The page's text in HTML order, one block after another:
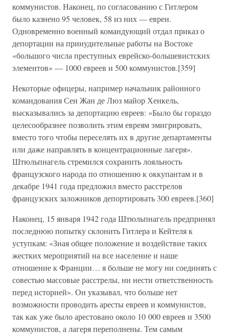
коммунистов. Наконец, по согласованию с Гитлером
было казнено 95 человек, 58 из них — евреи.
Одновременно военный командующий отдал приказ о
депортации на принудительные работы на Востоке
«большого числа преступных еврейско-большевистских
элементов» — 1000 евреев и 500 коммунистов.[359]
Некоторые офицеры, например начальник районного
командования Сен Жан де Люз майор Хенкель,
высказывались за депортацию евреев: «Было бы гораздо
целесообразнее позволить этим евреям эмигрировать,
вместо того чтобы переселять их в другие департаменты
или даже направлять в концентрационные лагеря».
Штюльпнагель стремился сохранить лояльность
французского народа по отношению к оккупантам и в
декабре 1941 года предложил вместо расстрелов
французских заложников депортировать 300 евреев.[360]
Наконец, 15 января 1942 года Штюльпнагель предпринял
последнюю попытку склонить Гитлера и Кейтеля к
уступкам: «Зная общее положение и воздействие таких
жестких мероприятий на все население и наше
отношение к Франции… я больше не могу ни соединять с
совестью массовые расстрелы, ни нести ответственность
перед историей». Он указывал, что больше нет
возможности проводить аресты евреев и коммунистов,
так как уже было арестовано около 10 000 евреев и 3500
коммунистов, а лагеря переполнены. Тем самым